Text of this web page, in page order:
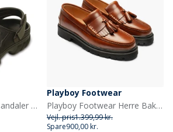
Crocs Offroad Sportsandaler Espresso/Valnød
Playboy Footwear
Playboy Footwear Herre Baker loafers Brandy Leather
Vejl. pris1.399,99 kr.
Spare900,00 kr.